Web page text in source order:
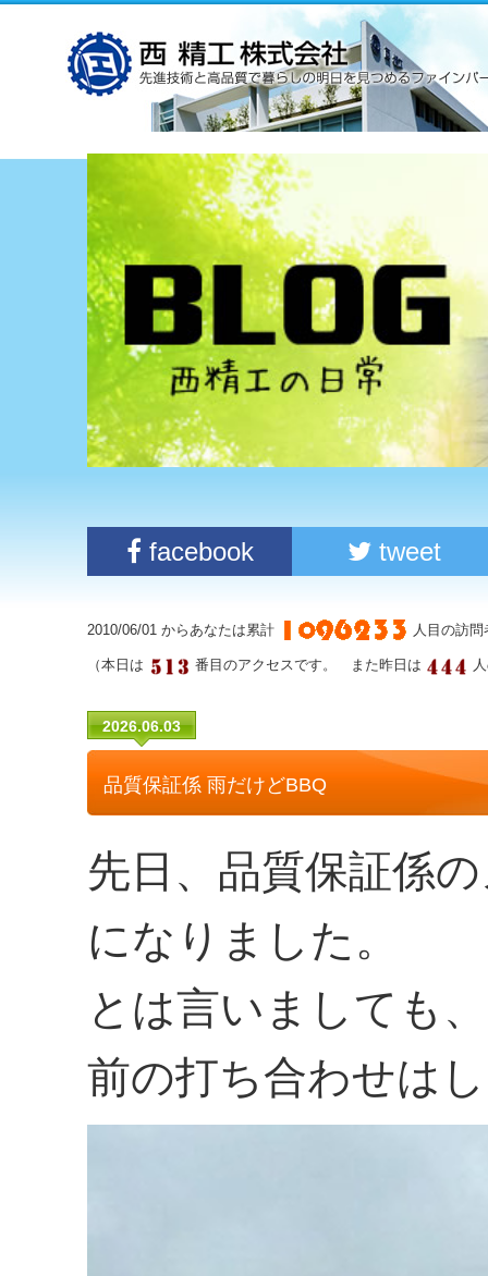
facebook tweet
2010/06/01 からあなたは累計 人目の訪
（本日は 番目のアクセスです。 また昨日は
2026.06.03
品質保証係 雨だけどBBQ
先日、品質保証係
になりました。
とは言いましても
前の打ち合わせは